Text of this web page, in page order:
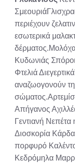
περιέχουν
εσωτερικά
Κυδωνιάς
Φτελιά
αναζωογονούν τη
Απήγανος
Γεντιανή Νεπέτα
Διοσκορία
πορφυρό
Κεδρόμηλα